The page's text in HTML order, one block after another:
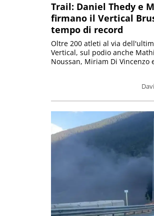
Trail: Daniel Thedy e
firmano il Vertical
tempo di record
Oltre 200 atleti al via
Vertical, sul podio anche
Noussan, Miriam Di Vincenzo